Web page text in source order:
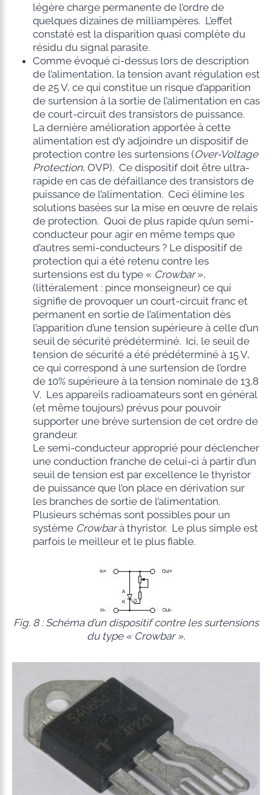
légère charge permanente de l’ordre de
quelques dizaines de milliampères. L’effet
constaté est la disparition quasi complète du
résidu du signal parasite.
Comme évoqué ci-dessus lors de description
de l’alimentation, la tension avant régulation est
de 25 V, ce qui constitue un risque d’apparition
de surtension à la sortie de l’alimentation en cas
de court-circuit des transistors de puissance.
La dernière amélioration apportée à cette
alimentation est d’y adjoindre un dispositif de
protection contre les surtensions (Over-Voltage
Protection, OVP). Ce dispositif doit être ultra-
rapide en cas de défaillance des transistors de
puissance de l’alimentation. Ceci élimine les
solutions basées sur la mise en œuvre de relais
de protection. Quoi de plus rapide qu’un semi-
conducteur pour agir en même temps que
d’autres semi-conducteurs ? Le dispositif de
protection qui a été retenu contre les
surtensions est du type « Crowbar»,
(littéralement : pince monseigneur) ce qui
signifie de provoquer un court-circuit franc et
permanent en sortie de l’alimentation dès
l’apparition d’une tension supérieure à celle d’un
seuil de sécurité prédéterminé. Ici, le seuil de
tension de sécurité a été prédéterminé à 15 V,
ce qui correspond à une surtension de l’ordre
de 10% supérieure à la tension nominale de 13,8
V. Les appareils radioamateurs sont en général
(et même toujours) prévus pour pouvoir
supporter une brève surtension de cet ordre de
grandeur.
Le semi-conducteur approprié pour déclencher
une conduction franche de celui-ci à partir d’un
seuil de tension est par excellence le thyristor
de puissance que l’on place en dérivation sur
les branches de sortie de l’alimentation.
Plusieurs schémas sont possibles pour un
système Crowbarà thyristor. Le plus simple est
parfois le meilleur et le plus fiable.
Fig. 8 : Schéma d’un dispositif contre les surtensions
du type « Crowbar ».